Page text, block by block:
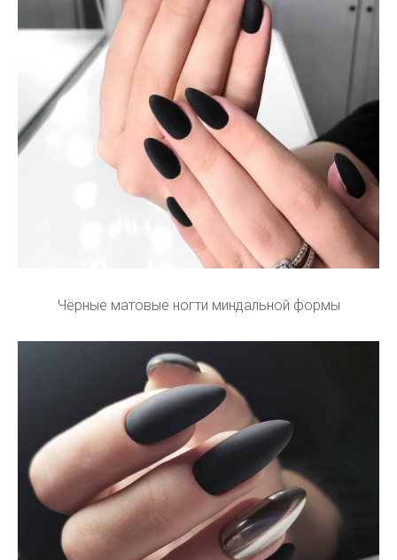
Чёрные матовые ногти миндальной формы